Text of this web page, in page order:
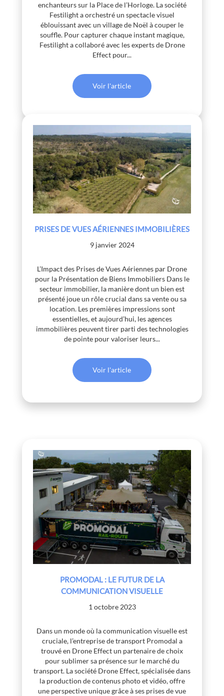
enchanteurs sur la Place de l’Horloge. La société
Festilight a orchestré un spectacle visuel
éblouissant avec un village de Noël à couper le
souffle. Pour capturer chaque instant magique,
Festilight a collaboré avec les experts de Drone
Effect pour...
Voir l'article
PRISES DE VUES AÉRIENNES IMMOBILIÈRES
9 janvier 2024
L’Impact des Prises de Vues Aériennes par Drone
pour la Présentation de Biens Immobiliers Dans le
secteur immobilier, la manière dont un bien est
présenté joue un rôle crucial dans sa vente ou sa
location. Les premières impressions sont
essentielles, et aujourd’hui, les agences
immobilières peuvent tirer parti des technologies
de pointe pour valoriser leurs...
Voir l'article
PROMODAL : LE FUTUR DE LA
COMMUNICATION VISUELLE
1 octobre 2023
Dans un monde où la communication visuelle est
cruciale, l’entreprise de transport Promodal a
trouvé en Drone Effect un partenaire de choix
pour sublimer sa présence sur le marché du
transport. La société Drone Effect, spécialisée dans
la production de contenus photo et vidéo, offre
une perspective unique grâce à ses prises de vue